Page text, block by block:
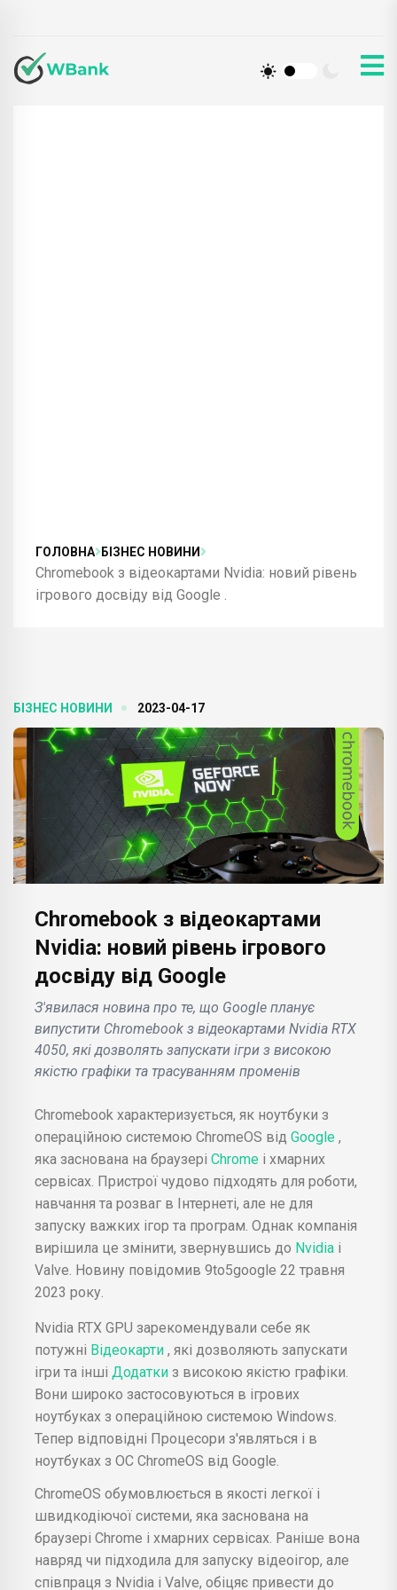
ГОЛОВНА БІЗНЕС НОВИНИ
Chromebook з відеокартами Nvidia: новий рівень
ігрового досвіду від Google .
БІЗНЕС НОВИНИ 2023-04-17
Chromebook з відеокартами
Nvidia: новий рівень ігрового
досвіду від Google
З'явилася новина про те, що Google планує
випустити Chromebook з відеокартами Nvidia RTX
4050, які дозволять запускати ігри з високою
якістю графіки та трасуванням променів
Chromebook характеризується, як ноутбуки з
операційною системою ChromeOS від Google ,
яка заснована на браузері Chrome і хмарних
сервісах. Пристрої чудово підходять для роботи,
навчання та розваг в Інтернеті, але не для
запуску важких ігор та програм. Однак компанія
вирішила це змінити, звернувшись до Nvidia і
Valve. Новину повідомив 9to5google 22 травня
2023 року.
Nvidia RTX GPU зарекомендували себе як
потужні Відеокарти , які дозволяють запускати
ігри та інші Додатки з високою якістю графіки.
Вони широко застосовуються в ігрових
ноутбуках з операційною системою Windows.
Тепер відповідні Процесори з'являться і в
ноутбуках з ОС ChromeOS від Google.
ChromeOS обумовлюється в якості легкої і
швидкодіючої системи, яка заснована на
браузері Chrome і хмарних сервісах. Раніше вона
навряд чи підходила для запуску відеоігор, але
співпраця з Nvidia і Valve, обіцяє привести до